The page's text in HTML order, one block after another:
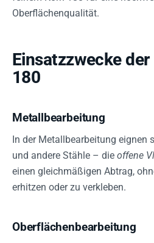
Oberflächenqualität.
Einsatzzwecke
180
Metallbearbeitung
In der Metallbearbeitung eignen
und andere Stähle – die offene
einen gleichmäßigen Abtrag,
erhitzen oder zu verkleben.
Oberflächenbearbeitung